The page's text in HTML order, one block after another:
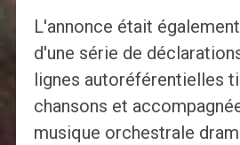
L'annonce était
d'une série de
lignes autoréférentielles
chansons et
musique orchestrale